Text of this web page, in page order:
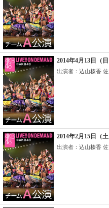
2014年4月13日（
出演者：込山榛香 佐
2014年2月15日（
出演者：込山榛香 佐